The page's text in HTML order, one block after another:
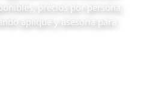
precios por persona,
aplique y asesoría para